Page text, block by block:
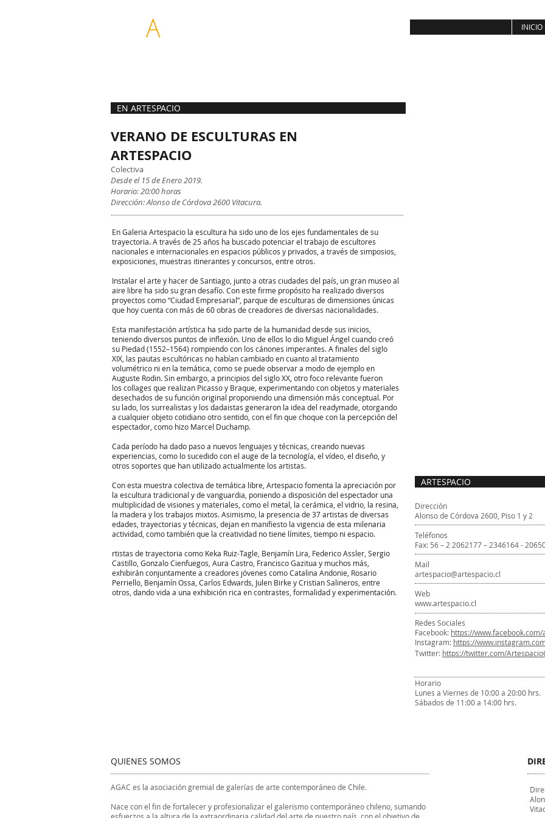
INICIO
VERANO DE ESCULTURAS EN
ARTESPACIO
EN ARTESPACIO
Colectiva
Desde el 15 de Enero 2019.
Horario: 20:00 horas
Dirección: Alonso de Córdova 2600 Vitacura.
En Galeria Artespacio la escultura ha sido uno de los ejes fundamentales de su
trayectoria. A través de 25 años ha buscado potenciar el trabajo de escultores
nacionales e internacionales en espacios públicos y privados, a través de simposios,
exposiciones, muestras itinerantes y concursos, entre otros.
Instalar el arte y hacer de Santiago, junto a otras ciudades del país, un gran museo al
aire libre ha sido su gran desafío. Con este firme propósito ha realizado diversos
proyectos como “Ciudad Empresarial”, parque de esculturas de dimensiones únicas
que hoy cuenta con más de 60 obras de creadores de diversas nacionalidades.
Esta manifestación artística ha sido parte de la humanidad desde sus inicios,
teniendo diversos puntos de inflexión. Uno de ellos lo dio Miguel Ángel cuando creó
su Piedad (1552–1564) rompiendo con los cánones imperantes. A finales del siglo
XIX, las pautas escultóricas no habían cambiado en cuanto al tratamiento
volumétrico ni en la temática, como se puede observar a modo de ejemplo en
Auguste Rodin. Sin embargo, a principios del siglo XX, otro foco relevante fueron
los collages que realizan Picasso y Braque, experimentando con objetos y materiales
desechados de su función original proponiendo una dimensión más conceptual. Por
su lado, los surrealistas y los dadaistas generaron la idea del readymade, otorgando
a cualquier objeto cotidiano otro sentido, con el fin que choque con la percepción del
espectador, como hizo Marcel Duchamp.
Cada período ha dado paso a nuevos lenguajes y técnicas, creando nuevas
experiencias, como lo sucedido con el auge de la tecnología, el vídeo, el diseño, y
otros soportes que han utilizado actualmente los artistas.
Con esta muestra colectiva de temática libre, Artespacio fomenta la apreciación por
la escultura tradicional y de vanguardia, poniendo a disposición del espectador una
multiplicidad de visiones y materiales, como el metal, la cerámica, el vidrio, la resina,
la madera y los trabajos mixtos. Asimismo, la presencia de 37 artistas de diversas
edades, trayectorias y técnicas, dejan en manifiesto la vigencia de esta milenaria
actividad, como también que la creatividad no tiene límites, tiempo ni espacio.
rtistas de trayectoria como Keka Ruiz-Tagle, Benjamín Lira, Federico Assler, Sergio
Castillo, Gonzalo Cienfuegos, Aura Castro, Francisco Gazitua y muchos más,
exhibirán conjuntamente a creadores jóvenes como Catalina Andonie, Rosario
Perriello, Benjamín Ossa, Carlos Edwards, Julen Birke y Cristian Salineros, entre
otros, dando vida a una exhibición rica en contrastes, formalidad y experimentación.
ARTESPACIO
Dirección
Alonso de Córdova 2600, Piso 1 y 2
Teléfonos
Fax: 56 – 2 2062177 – 2346164 -
Mail
artespacio@artespacio.cl
Web
www.artespacio.cl
Redes Sociales
Facebook: https://
Instagram: https://
Twitter: https://twitter.com/
Horario
Lunes a Viernes de 10:00 a 20:00 hrs.
Sábados de 11:00 a 14:00 hrs.
QUIENES SOMOS
AGAC es la asociación gremial de galerías de arte contemporáneo de Chile.
Nace con el fin de fortalecer y profesionalizar el galerismo contemporáneo chileno, sumando